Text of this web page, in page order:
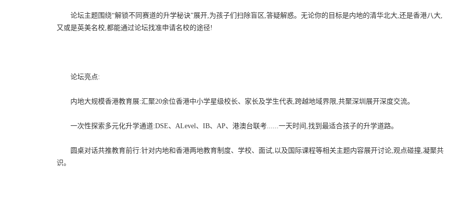
论坛主题围绕“解锁不同赛道的升学秘诀”展开,为孩子们扫除盲区,答疑解惑。无论你的目标是内地的清华北大,还是香港八大,
又或是英美名校,都能通过论坛找准申请名校的途径!
论坛亮点:
内地大规模香港教育展:汇聚20余位香港中小学星级校长、家长及学生代表,跨越地域界限,共聚深圳展开深度交流。
一次性探索多元化升学通道:DSE、ALevel、IB、AP、港澳台联考......一天时间,找到最适合孩子的升学道路。
圆桌对话共推教育前行:针对内地和香港两地教育制度、学校、面试,以及国际课程等相关主题内容展开讨论,观点碰撞,凝聚共
识。